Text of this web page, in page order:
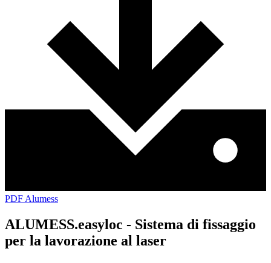
PDF Alumess
ALUMESS.easyloc - Sistema di fissaggio
per la lavorazione al laser